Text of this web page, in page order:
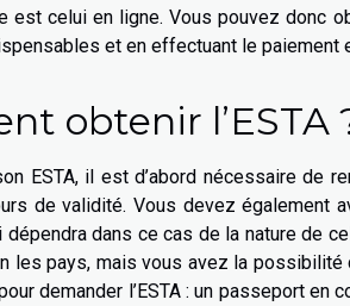
est celui en ligne. Vous pouvez donc
et en effectuant le paiement
obtenir l’ESTA
ESTA, il est d’abord nécessaire de
de validité. Vous devez également
dans ce cas de la nature de
les pays, mais vous avez la possibilité
demander l’ESTA : un passeport